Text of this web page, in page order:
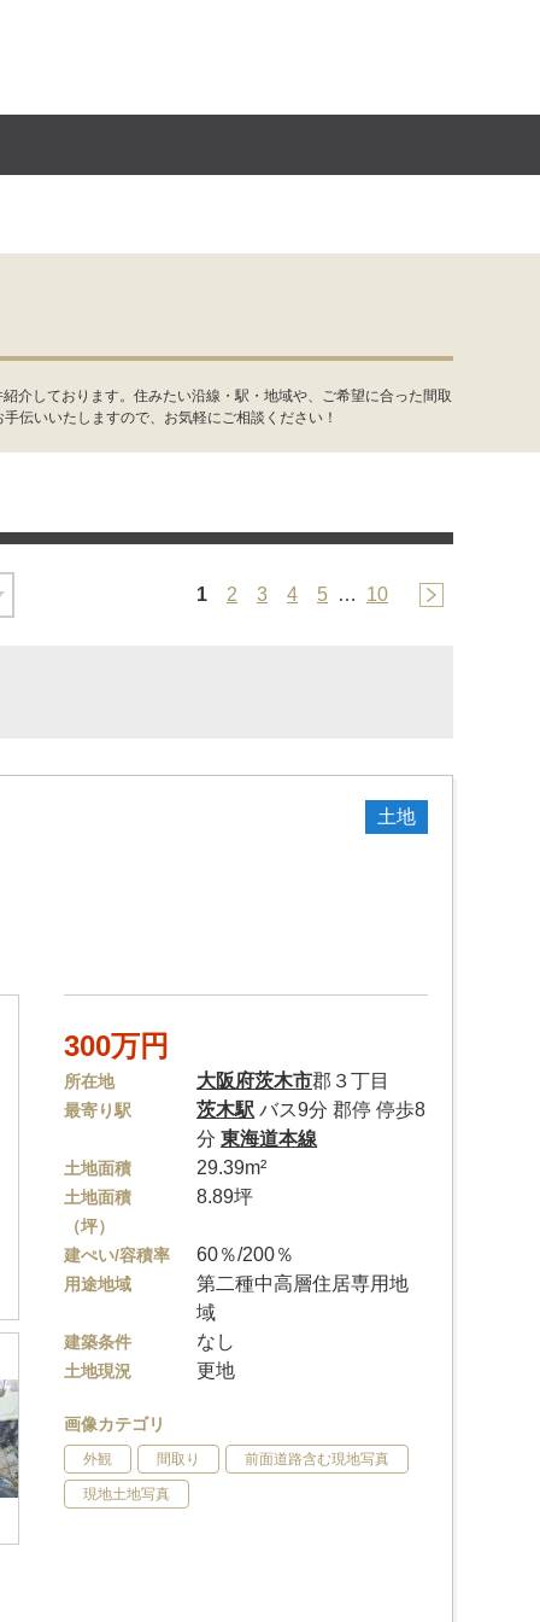
介しております。住みたい沿線・駅・地域や、ご希望に合った間取
伝いいたしますので、お気軽にご相談ください！
1 2 3 4 5 … 10
土地
300万円
所在地 大阪府茨木市郡３丁目
最寄り駅 茨木駅 バス9分 郡停 停歩8
分東海道本線
土地面積 29.39m²
土地面積
（坪）
8.89坪
建ぺい/容積率 60％/200％
用途地域
第二種中高層住居専用地
域
建築条件 なし
土地現況 更地
画像カテゴリ
外観 間取り 前面道路含む現地写真
現地土地写真